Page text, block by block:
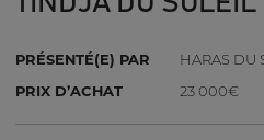
PRÉSENTÉ(E) PAR
HARAS DU
PRIX D’ACHAT
23 000€